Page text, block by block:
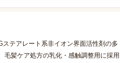
テアレート系非イオン界面活性剤の多
毛髪ケア処方の乳化・感触調整用に採用